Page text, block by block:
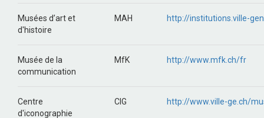
Musées d’art et
d'histoire
MAH http://institutions.ville-
Musée de la
communication
MfK http://www.mfk.ch/fr
Centre
d'iconographie
CIG http://www.ville-ge.ch/